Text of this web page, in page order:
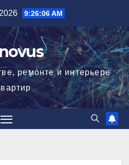
9:26:07 AM
ремонте и интерьере